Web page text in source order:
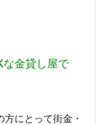
金貸し屋で
にとって街金・